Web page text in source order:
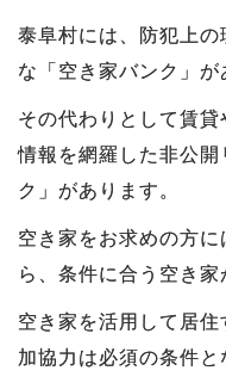
泰阜村には、防犯上
な「空き家バンク」が
その代わりとして賃
情報を網羅した非公
ク」があります。
空き家をお求めの方
ら、条件に合う空き家
空き家を活用して居
加協力は必須の条件と